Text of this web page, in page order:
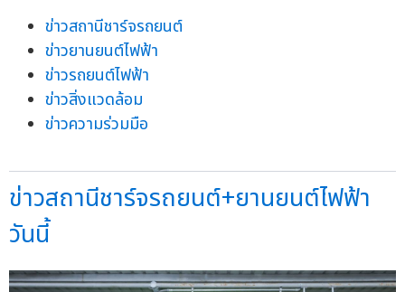
ข่าวสถานีชาร์จรถยนต์
ข่าวยานยนต์ไฟฟ้า
ข่าวรถยนต์ไฟฟ้า
ข่าวสิ่งแวดล้อม
ข่าวความร่วมมือ
ข่าวสถานีชาร์จรถยนต์+ยานยนต์ไฟฟ้า
วันนี้